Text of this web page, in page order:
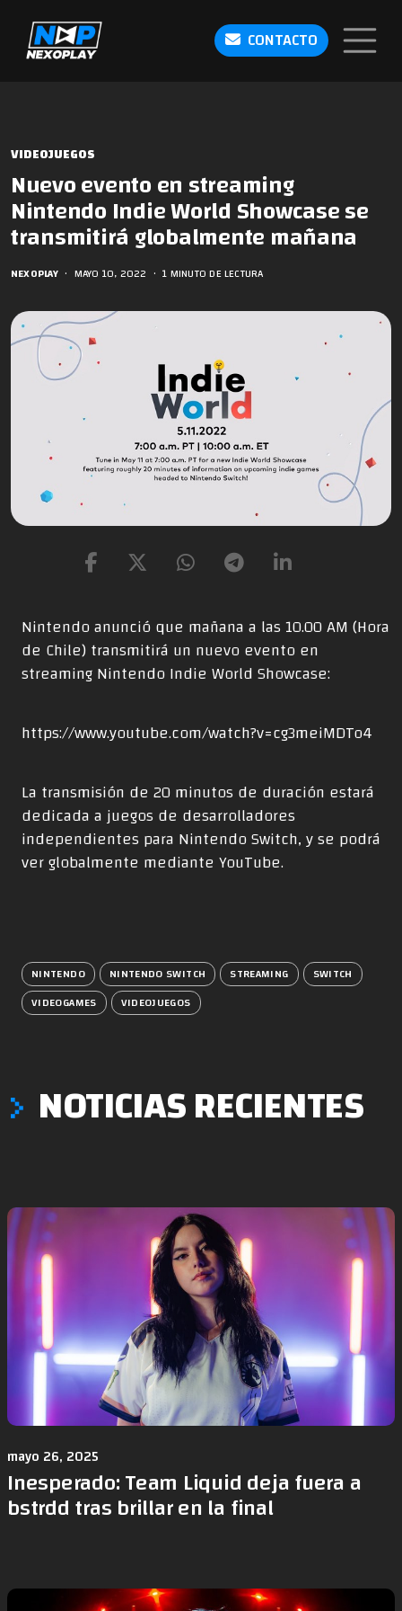
CONTACTO
VIDEOJUEGOS
Nuevo evento en streaming
Nintendo Indie World Showcase se
transmitirá globalmente mañana
NEXOPLAY • MAYO 10, 2022 • 1 MINUTO DE LECTURA
Nintendo anunció que mañana a las 10.00 AM (Hora
de Chile) transmitirá un nuevo evento en
streaming Nintendo Indie World Showcase:
https://www.youtube.com/watch?v=cg3meiMDTo4
La transmisión de 20 minutos de duración estará
dedicada a juegos de desarrolladores
independientes para Nintendo Switch, y se podrá
ver globalmente mediante YouTube.
NINTENDO NINTENDO SWITCH STREAMING
SWITCH
VIDEOGAMES
VIDEOJUEGOS
NOTICIAS RECIENTES
mayo 26, 2025
Inesperado: Team Liquid deja fuera a
bstrdd tras brillar en la final